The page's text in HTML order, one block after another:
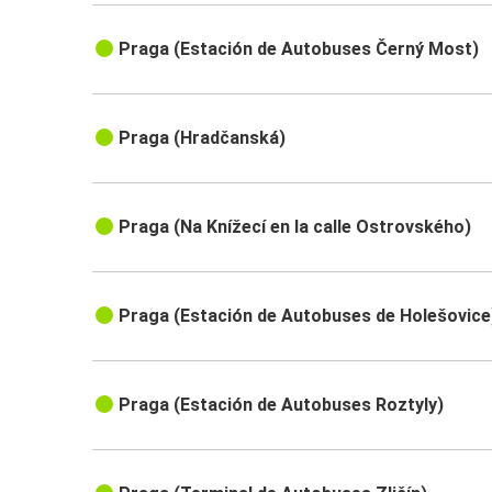
Praga (Estación de Autobuses Černý Most)
Praga (Hradčanská)
Praga (Na Knížecí en la calle Ostrovského)
Praga (Estación de Autobuses de
Praga (Estación de Autobuses Roztyly)